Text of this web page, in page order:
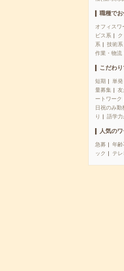
職種で
オフィスワ
ビス系
系
技術系
作業・物流
こだわ
短期 単発
量募集
友
ートワーク
日祝のみ勤
り
語学力
人気の
急募 年齢
ック
テレ